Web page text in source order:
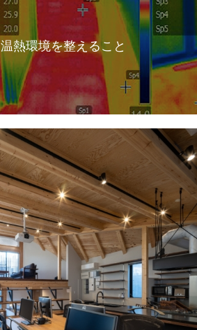
温熱環境を整えること